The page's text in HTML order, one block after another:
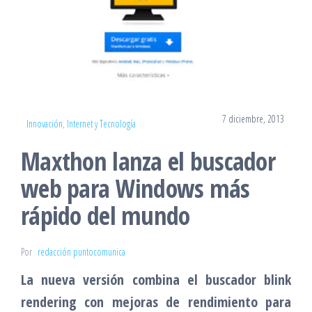
Innovación, Internet y Tecnología 7 diciembre, 2013
Maxthon lanza el buscador
web para Windows más
rápido del mundo
Por redacción puntocomunica
La nueva versión combina el buscador blink
rendering con mejoras de rendimiento para